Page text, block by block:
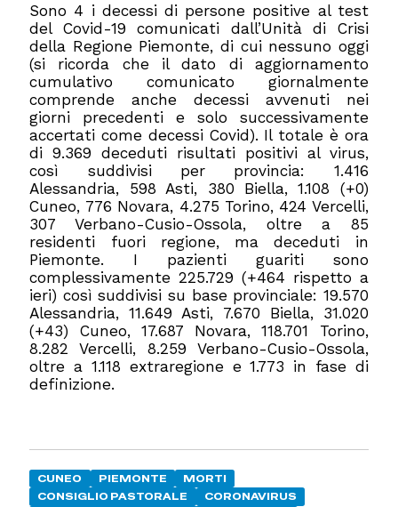
Sono 4 i decessi di persone positive al test
del Covid-19 comunicati dall’Unità di Crisi
della Regione Piemonte, di cui nessuno oggi
(si ricorda che il dato di aggiornamento
cumulativo comunicato giornalmente
comprende anche decessi avvenuti nei
giorni precedenti e solo successivamente
accertati come decessi Covid). Il totale è ora
di 9.369 deceduti risultati positivi al virus,
così suddivisi per provincia: 1.416
Alessandria, 598 Asti, 380 Biella, 1.108 (+0)
Cuneo, 776 Novara, 4.275 Torino, 424 Vercelli,
307 Verbano-Cusio-Ossola, oltre a 85
residenti fuori regione, ma deceduti in
Piemonte. I pazienti guariti sono
complessivamente 225.729 (+464 rispetto a
ieri) così suddivisi su base provinciale: 19.570
Alessandria, 11.649 Asti, 7.670 Biella, 31.020
(+43) Cuneo, 17.687 Novara, 118.701 Torino,
8.282 Vercelli, 8.259 Verbano-Cusio-Ossola,
oltre a 1.118 extraregione e 1.773 in fase di
definizione.
CUNEO PIEMONTE
MORTI
CONSIGLIO PASTORALE
CORONAVIRUS